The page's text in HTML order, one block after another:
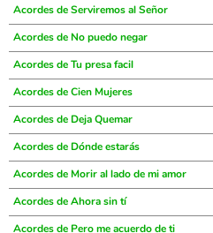
Acordes de Serviremos al Señor
Acordes de No puedo negar
Acordes de Tu presa facil
Acordes de Cien Mujeres
Acordes de Deja Quemar
Acordes de Dónde estarás
Acordes de Morir al lado de mi amor
Acordes de Ahora sin tí
Acordes de Pero me acuerdo de ti